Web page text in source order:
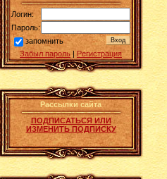
Логин:
Пароль:
запомнить
Забыл пароль | Регистрация
Рассылки сайта
ПОДПИСАТЬСЯ ИЛИ
ИЗМЕНИТЬ ПОДПИСКУ